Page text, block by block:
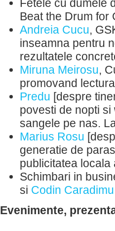
Fetele cu dumele
Beat the Drum for
Andreia Cucu,
inseamna pentru
rezultatele
Miruna Meirosu,
promovand
Predu [despre
povesti de nopti
sangele pe nas.
Marius Rosu
generatie de
publicitatea locala
Schimbari in
si Codin Caradimu
Evenimente,